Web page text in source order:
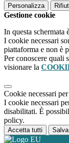
Personalizza
Gestione cookie
In questa schermata
I cookie necessari
piattaforma e non è
Per conoscere quali
visionare la
Cookie necessari
I cookie necessari
disabilitati. È
policy.
Accetta tutti